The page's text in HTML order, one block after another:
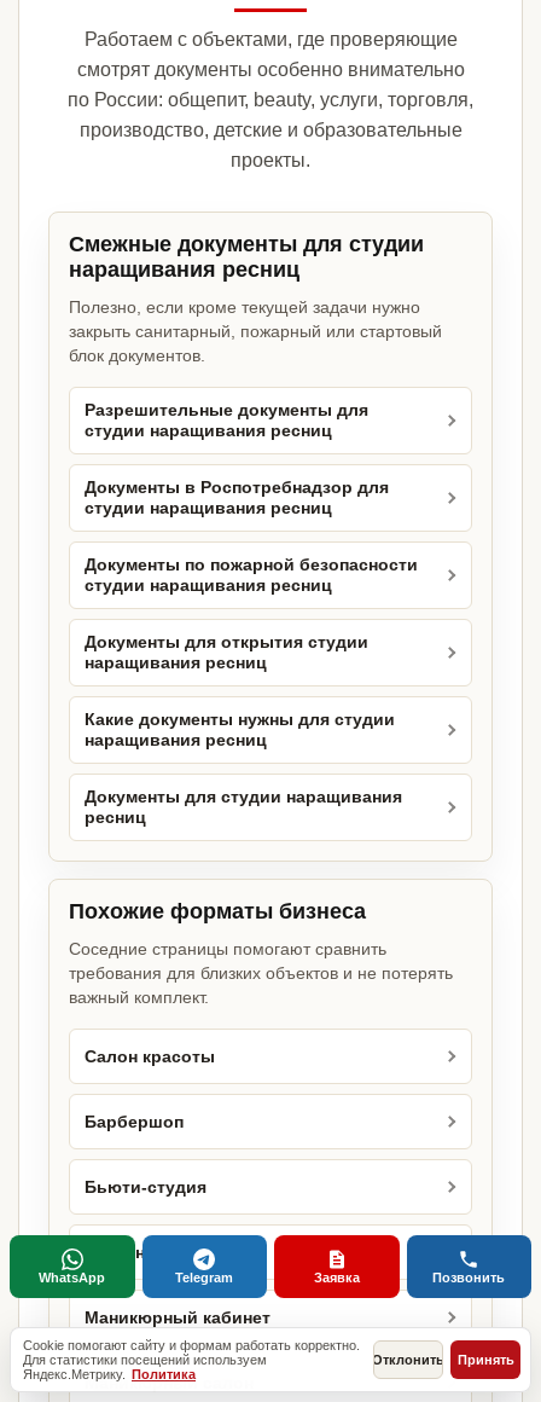
Работаем с объектами, где проверяющие
смотрят документы особенно внимательно
по России: общепит, beauty, услуги, торговля,
производство, детские и образовательные
проекты.
Смежные документы для студии
наращивания ресниц
Полезно, если кроме текущей задачи нужно
закрыть санитарный, пожарный или стартовый
блок документов.
Разрешительные документы для
студии наращивания ресниц
Документы в Роспотребнадзор для
студии наращивания ресниц
Документы по пожарной безопасности
студии наращивания ресниц
Документы для открытия студии
наращивания ресниц
Какие документы нужны для студии
наращивания ресниц
Документы для студии наращивания
ресниц
Похожие форматы бизнеса
Соседние страницы помогают сравнить
требования для близких объектов и не потерять
важный комплект.
Салон красоты
Барбершоп
Бьюти-студия
Лазерная эпиляция
Маникюрный кабинет
Маникюрный салон
Cookie помогают сайту и формам работать корректно.
Для статистики посещений используем
Яндекс.Метрику. Политика
Отклонить Принять
WhatsApp Telegram Заявка Позвонить